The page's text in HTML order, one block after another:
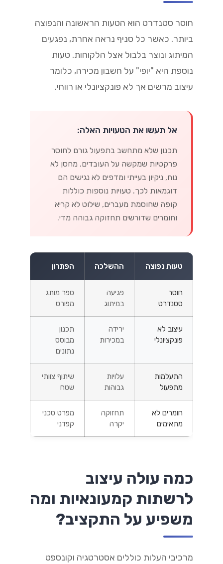
חוסר סטנדרט הוא הטעות הראשונה והנפוצה
ביותר. כאשר כל סניף נראה אחרת, נפגעים
המיתוג ונוצר בלבול אצל הלקוחות. טעות
נוספת היא "יופי" על חשבון מכירה, כלומר
עיצוב מרשים אך לא פונקציונלי או רווחי.
אל תעשו את הטעויות האלה:
תכנון שלא מתחשב בתפעול גורם לחוסר
פרקטיות שמקשה על העובדים. מחסן לא
נוח, ניקיון בעייתי ומדפים לא נגישים הם
דוגמאות לכך. טעויות נוספות כוללות
קופה שחוסמת מעברים, שילוט לא קריא
וחומרים שדורשים תחזוקה גבוהה מדי.
טעות נפוצה ההשלכה הפתרון
חוסר
סטנדרט
פגיעה
במיתוג
ספר מותג
מפורט
עיצוב לא
פונקציונלי
ירידה
במכירות
תכנון
מבוסס
נתונים
התעלמות
מתפעול
עלויות
גבוהות
שיתוף צוותי
שטח
חומרים לא
מתאימים
תחזוקה
יקרה
מפרט טכני
קפדני
כמה עולה עיצוב
לרשתות קמעונאיות ומה
משפיע על התקציב?
מרכיבי העלות כוללים אסטרטגיה וקונספט